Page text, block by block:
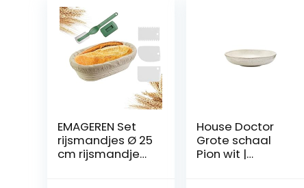
EMAGEREN Set
rijsmandjes Ø 25
cm rijsmandje
House Doctor
Grote schaal
Pion wit |